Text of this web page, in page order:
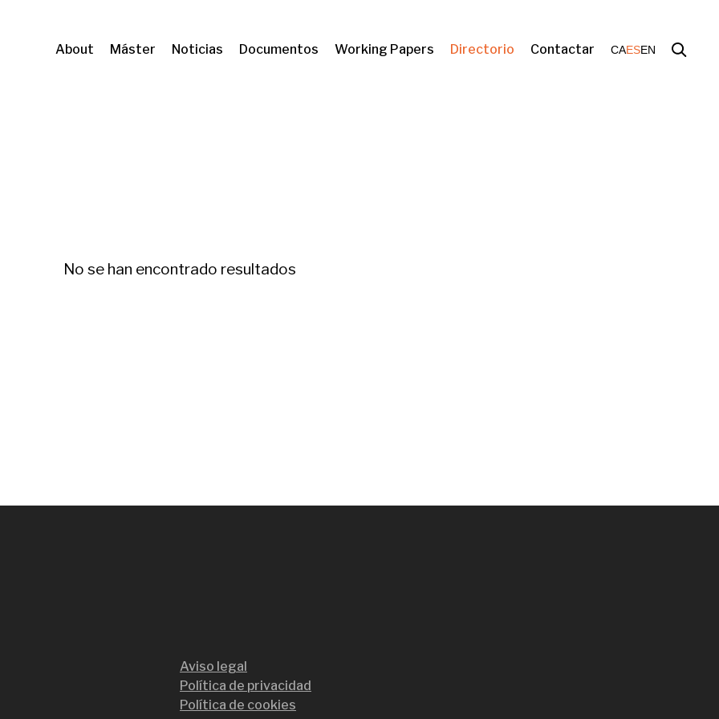
About Máster Noticias Documentos Working Papers Directorio Contactar CAESEN
No se han encontrado resultados
Aviso legal
Política de privacidad
Política de cookies